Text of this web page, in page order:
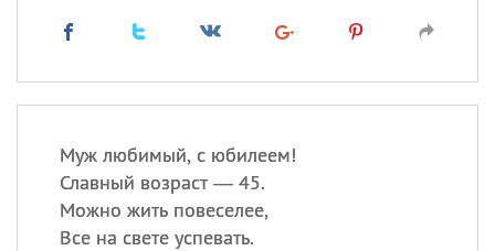
Муж любимый, с юбилеем!
Славный возраст — 45.
Можно жить повеселее,
Все на свете успевать.
происхождение